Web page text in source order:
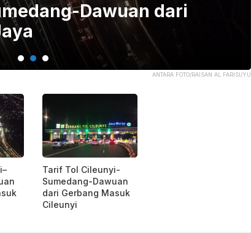
ANTARA FOTO/RAISAN AL FARISI/YU
Dawuan dari
Tarif Tol Cileunyi-
Sumedang-Dawuan
dari Gerbang Masuk
Cileunyi